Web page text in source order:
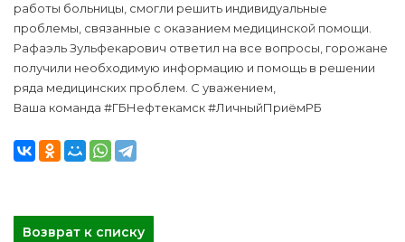
работы больницы, смогли решить индивидуальные
проблемы, связанные с оказанием медицинской помощи.
Рафаэль Зульфекарович ответил на все вопросы, горожане
получили необходимую информацию и помощь в решении
ряда медицинских проблем. С уважением,
Ваша команда #ГБНефтекамск #ЛичныйПриёмРБ
Возврат к списку